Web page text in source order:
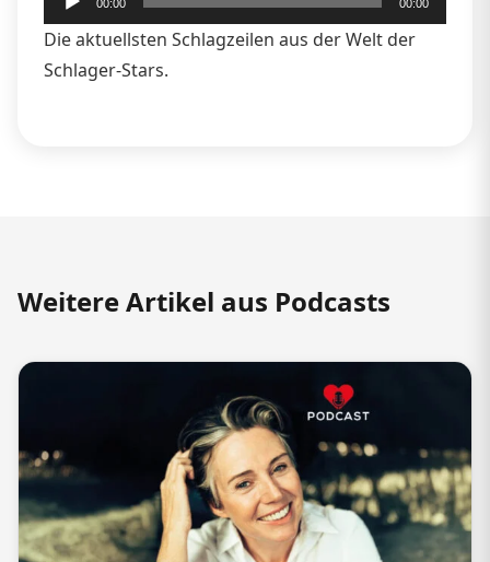
Player
00:00 00:00
Die aktuellsten Schlagzeilen aus der Welt der
Schlager-Stars.
Weitere Artikel aus Podcasts